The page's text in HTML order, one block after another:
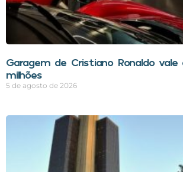
Garagem de Cristiano Ronaldo vale
milhões
5 de agosto de 2026